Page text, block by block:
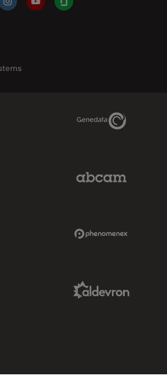
InstagramYouTubeGlassdoor
Genedata Link
Devices Link